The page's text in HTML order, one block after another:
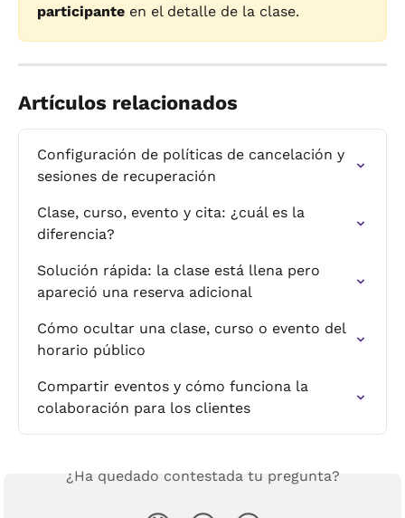
participante en el detalle de la clase.
Artículos relacionados
Configuración de políticas de cancelación y
sesiones de recuperación
Clase, curso, evento y cita: ¿cuál es la
diferencia?
Solución rápida: la clase está llena pero
apareció una reserva adicional
Cómo ocultar una clase, curso o evento del
horario público
Compartir eventos y cómo funciona la
colaboración para los clientes
¿Ha quedado contestada tu pregunta?